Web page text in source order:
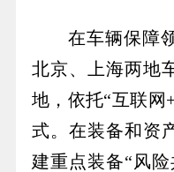
在车辆保障领
北京、上海两地
地，依托“互联网
式。在装备和资
建重点装备“风